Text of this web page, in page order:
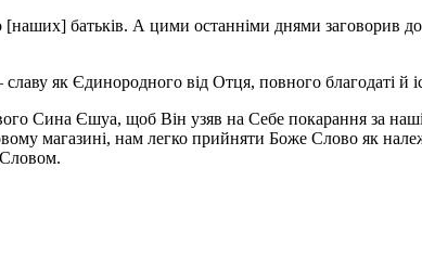
[наших] батьків. А цими останніми днями заговорив
як Єдинородного від Отця, повного благодаті й
Сина Єшуа, щоб Він узяв на Cебе покарання за наші
магазині, нам легко прийняти Боже Слово як